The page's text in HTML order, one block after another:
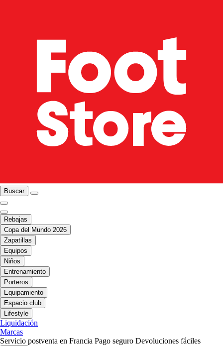
Buscar
Rebajas
Copa del Mundo 2026
Zapatillas
Equipos
Niños
Entrenamiento
Porteros
Equipamiento
Espacio club
Lifestyle
Liquidación
Marcas
Servicio postventa en Francia Pago seguro Devoluciones fáciles